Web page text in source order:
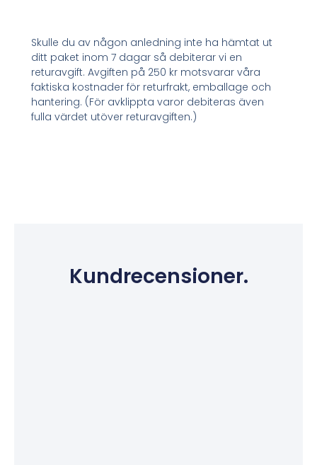
Skulle du av någon anledning inte ha hämtat ut
ditt paket inom 7 dagar så debiterar vi en
returavgift. Avgiften på 250 kr motsvarar våra
faktiska kostnader för returfrakt, emballage och
hantering. (För avklippta varor debiteras även
fulla värdet utöver returavgiften.)
Kundrecensioner.